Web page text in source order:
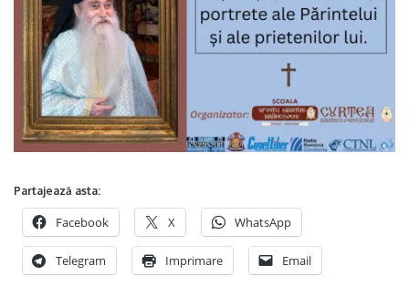
Partajează asta:
Facebook X WhatsApp
Telegram Imprimare Email